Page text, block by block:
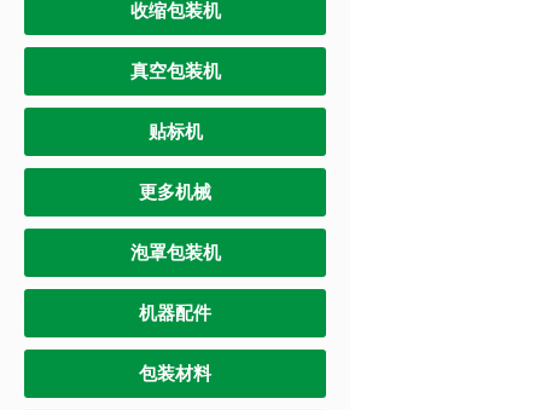
收缩包装机
真空包装机
贴标机
更多机械
泡罩包装机
机器配件
包装材料